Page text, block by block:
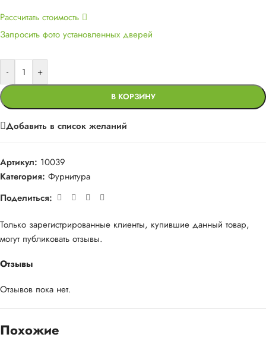
Рассчитать стоимость
Запросить фото установленных дверей
- +
В КОРЗИНУ
Добавить в список желаний
Артикул: 10039
Категория: Фурнитура
Поделиться:
Отзывы
Отзывов пока нет.
Только зарегистрированные клиенты, купившие данный товар,
могут публиковать отзывы.
Похожие